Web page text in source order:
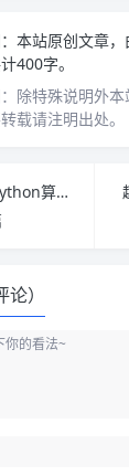
本站原创文章，
400字。
除特殊说明外
载请注明出处。
集体智慧编程：python算法应用 PDF下载
）